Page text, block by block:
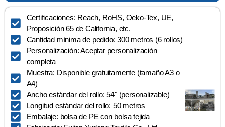
Certificaciones: Reach, RoHS, Oeko-Tex, UE,
Proposición 65 de California, etc.
Cantidad mínima de pedido: 300 metros (6 rollos)
Personalización: Aceptar personalización
completa
Muestra: Disponible gratuitamente (tamaño A3 o
A4)
Ancho estándar del rollo: 54" (personalizable)
Longitud estándar del rollo: 50 metros
Embalaje: bolsa de PE con bolsa tejida